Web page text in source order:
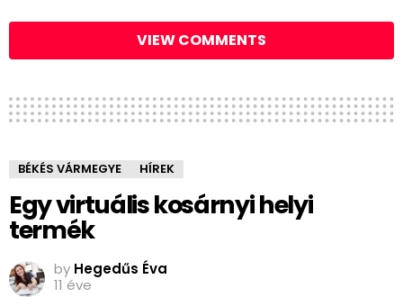
VIEW COMMENTS
BÉKÉS VÁRMEGYE HÍREK
Egy virtuális kosárnyi helyi
termék
by Hegedűs Éva
11 éve